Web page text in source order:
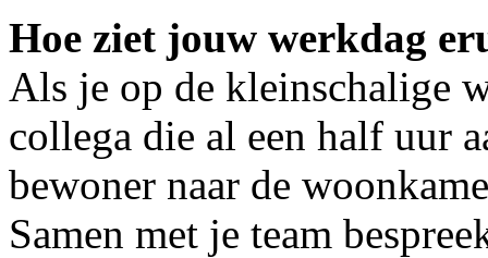
Hoe ziet jouw werkdag
Als je op de kleinschalige
collega die al een half uur
bewoner naar de
Samen met je team